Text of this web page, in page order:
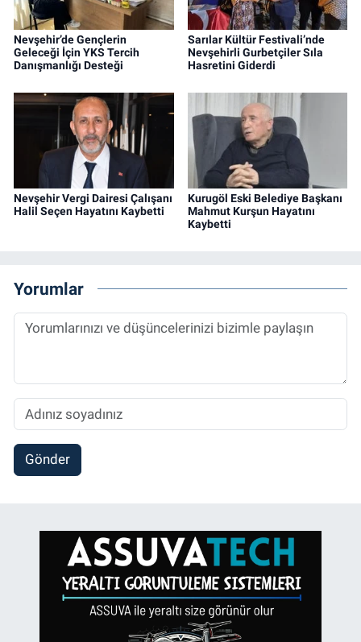
Nevşehir’de Gençlerin
Geleceği İçin YKS Tercih
Danışmanlığı Desteği
Sarılar Kültür Festivali’nde
Nevşehirli Gurbetçiler Sıla
Hasretini Giderdi
Nevşehir Vergi Dairesi Çalışanı
Halil Seçen Hayatını Kaybetti
Kurugöl Eski Belediye Başkanı
Mahmut Kurşun Hayatını
Kaybetti
Yorumlar
Gönder